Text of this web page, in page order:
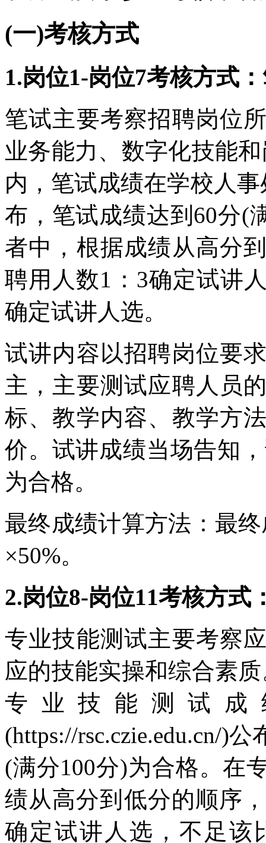
(一)考核方式
1.岗位1-岗位7考核方式
笔试主要考察招聘岗位
业务能力、数字化技能
内，笔试成绩在学校人事
布，笔试成绩达到60分(
者中，根据成绩从高分
聘用人数1：3确定试讲
确定试讲人选。
试讲内容以招聘岗位要
主，主要测试应聘人员
标、教学内容、教学方
价。试讲成绩当场告知
为合格。
最终成绩计算方法：最
×50%。
2.岗位8-岗位11考核方式
专业技能测试主要考察
应的技能实操和综合素
专业技能测试成
(https://rsc.czie.edu.cn/)
(满分100分)为合格。在
绩从高分到低分的顺序
确定试讲人选，不足该